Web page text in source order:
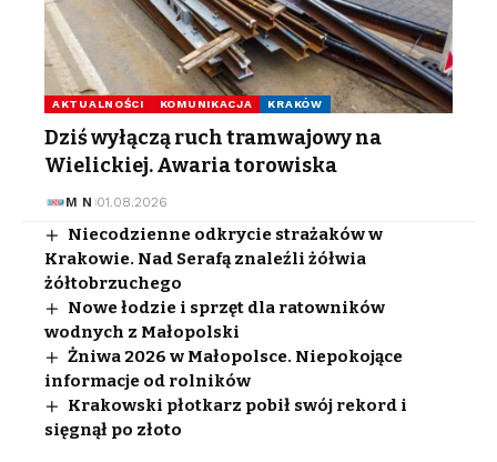
AKTUALNOŚCI KOMUNIKACJA KRAKÓW
Dziś wyłączą ruch tramwajowy na
Wielickiej. Awaria torowiska
M N 01.08.2026
Niecodzienne odkrycie strażaków w
Krakowie. Nad Serafą znaleźli żółwia
żółtobrzuchego
Nowe łodzie i sprzęt dla ratowników
wodnych z Małopolski
Żniwa 2026 w Małopolsce. Niepokojące
informacje od rolników
Krakowski płotkarz pobił swój rekord i
sięgnął po złoto